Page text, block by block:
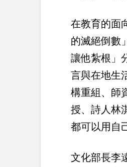
在教育的面
的滅絕倒數
讓他紮根」
言與在地生
構重組、師
授、詩人林
都可以用自
文化部長李